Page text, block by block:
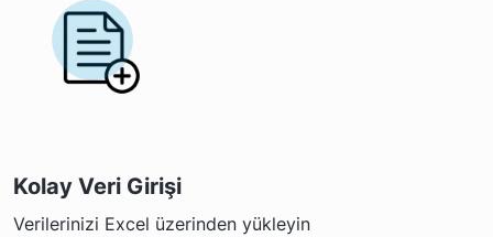
Kolay Veri Girişi
Verilerinizi Excel üzerinden yükleyin